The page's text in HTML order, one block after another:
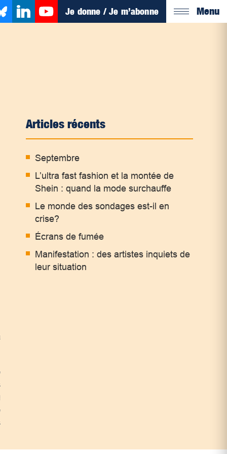
Je donne / Je m’abonne Menu
Articles récents
Septembre
L’ultra fast fashion et la montée de
Shein : quand la mode surchauffe
Le monde des sondages est-il en
crise?
Écrans de fumée
Manifestation : des artistes inquiets de
leur situation